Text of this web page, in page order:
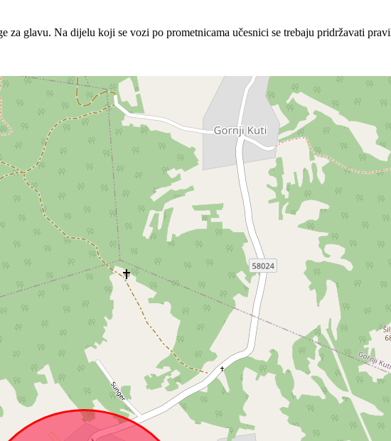
za glavu. Na dijelu koji se vozi po prometnicama učesnici se trebaju pridržavati